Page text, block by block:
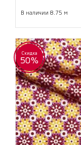
В наличии 8.75 м
Скидка
50%